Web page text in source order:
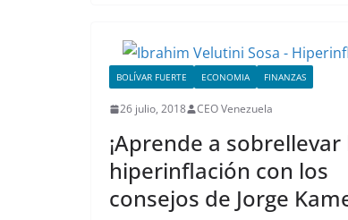
BOLÍVAR FUERTE ECONOMIA FINANZAS
26 julio, 2018 CEO Venezuela
¡Aprende a sobrellevar
hiperinflación con los
consejos de Jorge